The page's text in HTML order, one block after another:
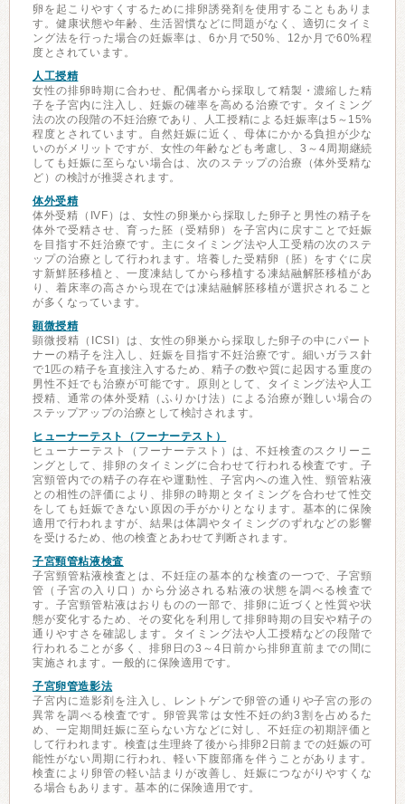
卵を起こりやすくするために排卵誘発剤を使用することもありま
す。健康状態や年齢、生活習慣などに問題がなく、適切にタイミ
ング法を行った場合の妊娠率は、6か月で50%、12か月で60%程
度とされています。
人工授精
女性の排卵時期に合わせ、配偶者から採取して精製・濃縮した精
子を子宮内に注入し、妊娠の確率を高める治療です。タイミング
法の次の段階の不妊治療であり、人工授精による妊娠率は5～15%
程度とされています。自然妊娠に近く、母体にかかる負担が少な
いのがメリットですが、女性の年齢なども考慮し、3～4周期継続
しても妊娠に至らない場合は、次のステップの治療（体外受精な
ど）の検討が推奨されます。
体外受精
体外受精（IVF）は、女性の卵巣から採取した卵子と男性の精子を
体外で受精させ、育った胚（受精卵）を子宮内に戻すことで妊娠
を目指す不妊治療です。主にタイミング法や人工受精の次のステ
ップの治療として行われます。培養した受精卵（胚）をすぐに戻
す新鮮胚移植と、一度凍結してから移植する凍結融解胚移植があ
り、着床率の高さから現在では凍結融解胚移植が選択されること
が多くなっています。
顕微授精
顕微授精（ICSI）は、女性の卵巣から採取した卵子の中にパート
ナーの精子を注入し、妊娠を目指す不妊治療です。細いガラス針
で1匹の精子を直接注入するため、精子の数や質に起因する重度の
男性不妊でも治療が可能です。原則として、タイミング法や人工
授精、通常の体外受精（ふりかけ法）による治療が難しい場合の
ステップアップの治療として検討されます。
ヒューナーテスト（フーナーテスト）
ヒューナーテスト（フーナーテスト）は、不妊検査のスクリーニ
ングとして、排卵のタイミングに合わせて行われる検査です。子
宮頸管内での精子の存在や運動性、子宮内への進入性、頸管粘液
との相性の評価により、排卵の時期とタイミングを合わせて性交
をしても妊娠できない原因の手がかりとなります。基本的に保険
適用で行われますが、結果は体調やタイミングのずれなどの影響
を受けるため、他の検査とあわせて判断されます。
子宮頸管粘液検査
子宮頸管粘液検査とは、不妊症の基本的な検査の一つで、子宮頸
管（子宮の入り口）から分泌される粘液の状態を調べる検査で
す。子宮頸管粘液はおりものの一部で、排卵に近づくと性質や状
態が変化するため、その変化を利用して排卵時期の目安や精子の
通りやすさを確認します。タイミング法や人工授精などの段階で
行われることが多く、排卵日の3～4日前から排卵直前までの間に
実施されます。一般的に保険適用です。
子宮卵管造影法
子宮内に造影剤を注入し、レントゲンで卵管の通りや子宮の形の
異常を調べる検査です。卵管異常は女性不妊の約3割を占めるた
め、一定期間妊娠に至らない方などに対し、不妊症の初期評価と
して行われます。検査は生理終了後から排卵2日前までの妊娠の可
能性がない周期に行われ、軽い下腹部痛を伴うことがあります。
検査により卵管の軽い詰まりが改善し、妊娠につながりやすくな
る場合もあります。基本的に保険適用です。